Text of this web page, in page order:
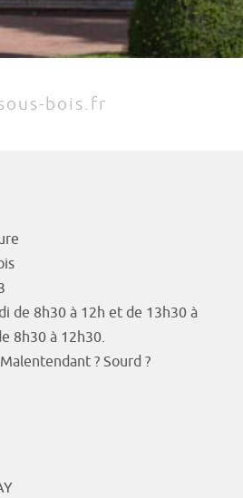
bois.fr
de 8h30 à 12h et de 13h30 à
8h30 à 12h30.
? Sourd ?